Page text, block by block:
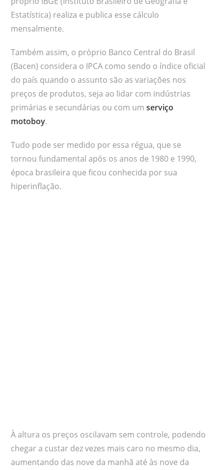
Estatística) realiza e publica esse cálculo
mensalmente.
Também assim, o próprio Banco Central do Brasil
(Bacen) considera o IPCA como sendo o índice oficial
do país quando o assunto são as variações nos
preços de produtos, seja ao lidar com indústrias
primárias e secundárias ou com umserviço
motoboy.
Tudo pode ser medido por essa régua, que se
tornou fundamental após os anos de 1980 e 1990,
época brasileira que ficou conhecida por sua
hiperinflação.
À altura os preços oscilavam sem controle, podendo
chegar a custar dez vezes mais caro no mesmo dia,
aumentando das nove da manhã até às nove da